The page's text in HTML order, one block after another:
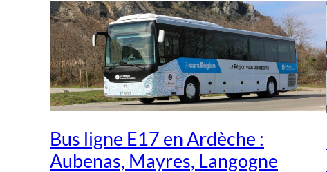
Bus ligne E17 en Ardèche :
Aubenas, Mayres, Langogne